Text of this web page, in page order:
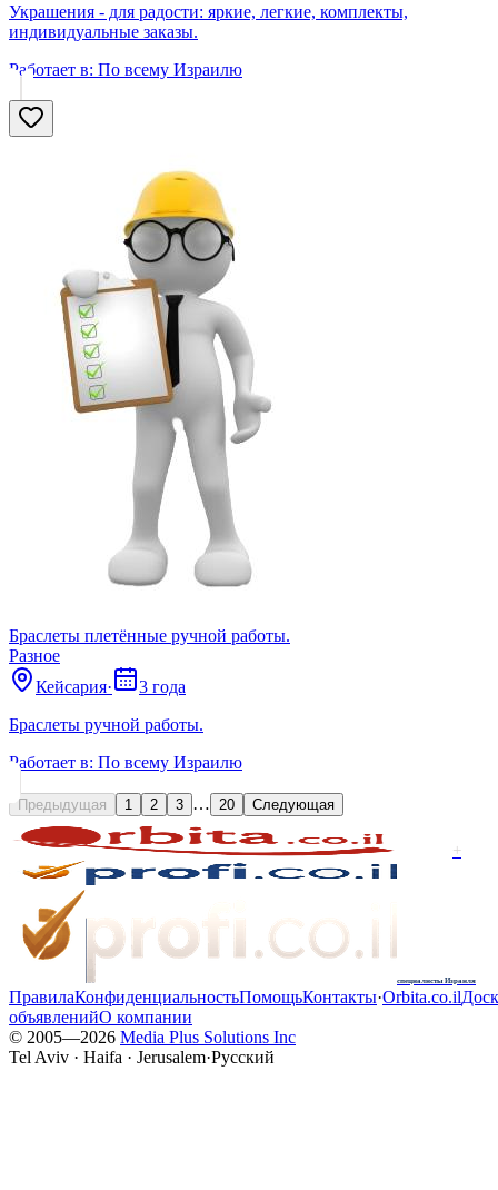
Украшения - для радости: яркие, легкие, комплекты,
индивидуальные заказы.
Работает в: По всему Израилю
Браслеты плетённые ручной работы.
Разное
Кейсария·
3 года
Браслеты ручной работы.
Работает в: По всему Израилю
Предыдущая 1 2 3 … 20 Следующая
+
специалисты Израиля
ПравилаКонфиденциальностьПомощьКонтакты·Orbita.co.il
объявленийО компании
© 2005—2026 Media Plus Solutions Inc
Tel Aviv · Haifa · Jerusalem·Русский